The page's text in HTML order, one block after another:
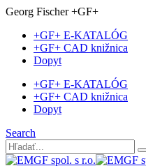
Georg Fischer +GF+
+GF+ E-KATALÓG
+GF+ CAD knižnica
Dopyt
+GF+ E-KATALÓG
+GF+ CAD knižnica
Dopyt
Search